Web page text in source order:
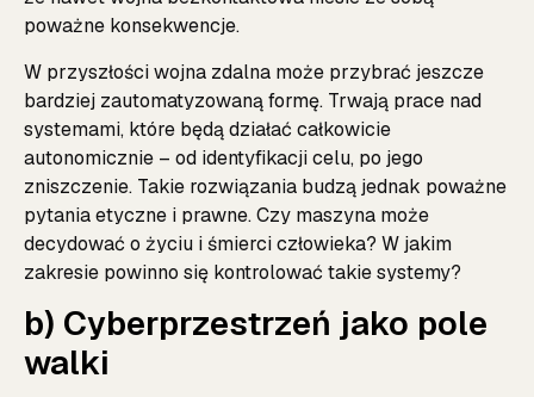
poważne konsekwencje.
W przyszłości wojna zdalna może przybrać jeszcze
bardziej zautomatyzowaną formę. Trwają prace nad
systemami, które będą działać całkowicie
autonomicznie – od identyfikacji celu, po jego
zniszczenie. Takie rozwiązania budzą jednak poważne
pytania etyczne i prawne. Czy maszyna może
decydować o życiu i śmierci człowieka? W jakim
zakresie powinno się kontrolować takie systemy?
b) Cyberprzestrzeń jako pole
walki